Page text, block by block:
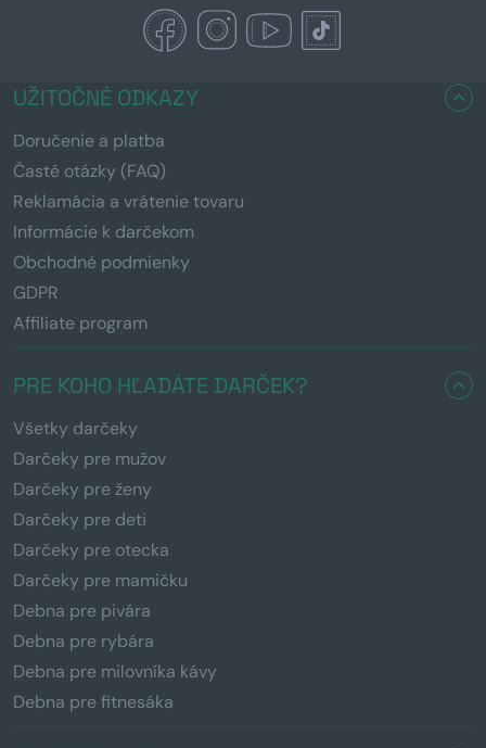
UŽITOČNÉ ODKAZY
Doručenie a platba
Časté otázky (FAQ)
Reklamácia a vrátenie tovaru
Informácie k darčekom
Obchodné podmienky
GDPR
Affiliate program
PRE KOHO HĽADÁTE DARČEK?
Všetky darčeky
Darčeky pre mužov
Darčeky pre ženy
Darčeky pre deti
Darčeky pre otecka
Darčeky pre mamičku
Debna pre pivára
Debna pre rybára
Debna pre milovníka kávy
Debna pre fitnesáka